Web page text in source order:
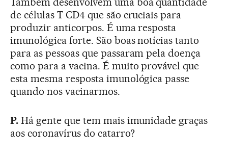
de células T CD4 que são cruciais para
produzir anticorpos. É uma resposta
imunológica forte. São boas notícias tanto
para as pessoas que passaram pela doença
como para a vacina. É muito provável que
esta mesma resposta imunológica passe
quando nos vacinarmos.
P.Há gente que tem mais imunidade graças
aos coronavírus do catarro?